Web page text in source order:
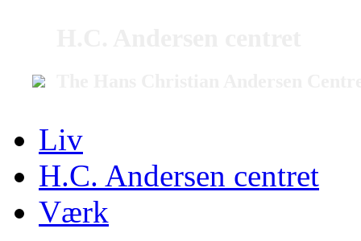
Liv
H.C. Andersen centret
Værk